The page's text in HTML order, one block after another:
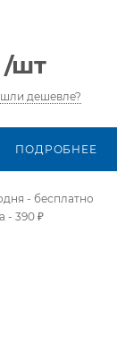
/шт
дешевле?
ПОДРОБНЕЕ
- бесплатно
- 390 ₽